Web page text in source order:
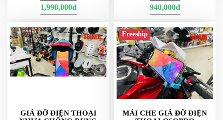
1,990,000đ 940,000đ
GIÁ ĐỠ ĐIỆN THOẠI
Freeship
MÁI CHE GIÁ ĐỠ ĐIỆN